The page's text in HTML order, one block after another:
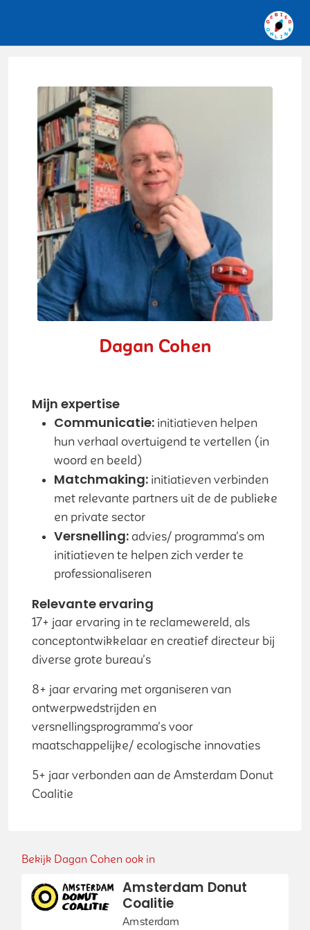
Dagan Cohen
Mijn expertise
Communicatie:initiatieven helpen
hun verhaal overtuigend te vertellen (in
woord en beeld)
Matchmaking:initiatieven verbinden
met relevante partners uit de de publieke
en private sector
Versnelling: advies/ programma's om
initiatieven te helpen zich verder te
professionaliseren
Relevante ervaring
17+ jaar ervaring in te reclamewereld, als
conceptontwikkelaar en creatief directeur bij
diverse grote bureau's
8+ jaar ervaring met organiseren van
ontwerpwedstrijden en
versnellingsprogramma's voor
maatschappelijke/ ecologische innovaties
5+ jaar verbonden aan de Amsterdam Donut
Coalitie
Bekijk Dagan Cohen ook in
Amsterdam Donut
Coalitie
Amsterdam